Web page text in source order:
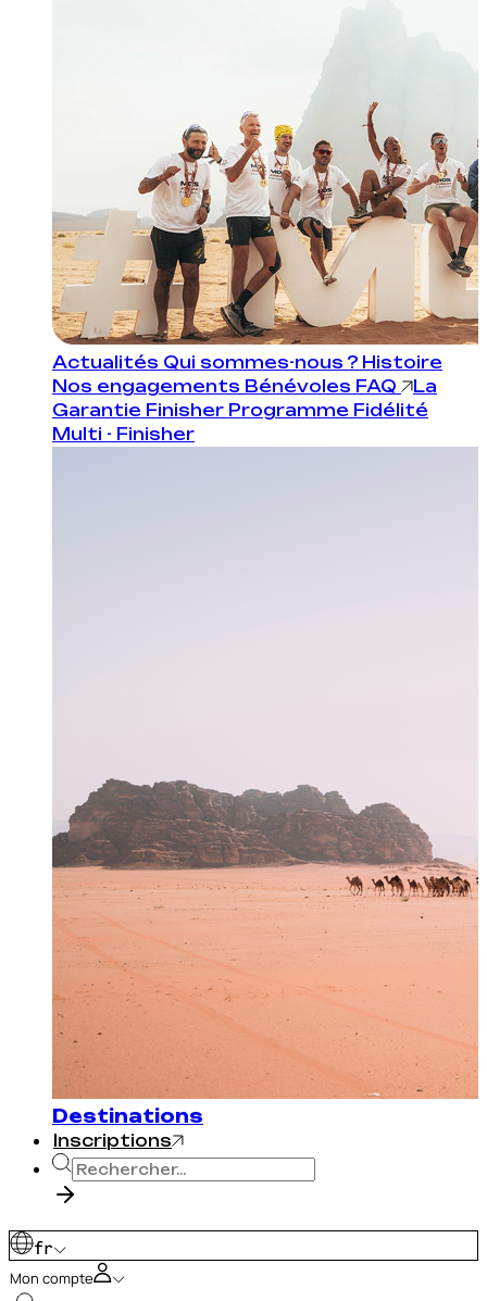
Actualités Qui sommes-nous ? Histoire
Nos engagements Bénévoles FAQ
La
Garantie Finisher Programme Fidélité
Multi - Finisher
Destinations
Inscriptions
fr
Mon compte